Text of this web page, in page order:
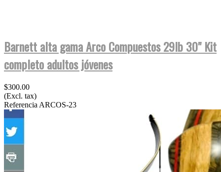
Barnett alta gama Arco Compuestos 29lb 30" Kit
completo adultos jóvenes
$300.00
(Excl. tax)
Referencia ARCOS-23